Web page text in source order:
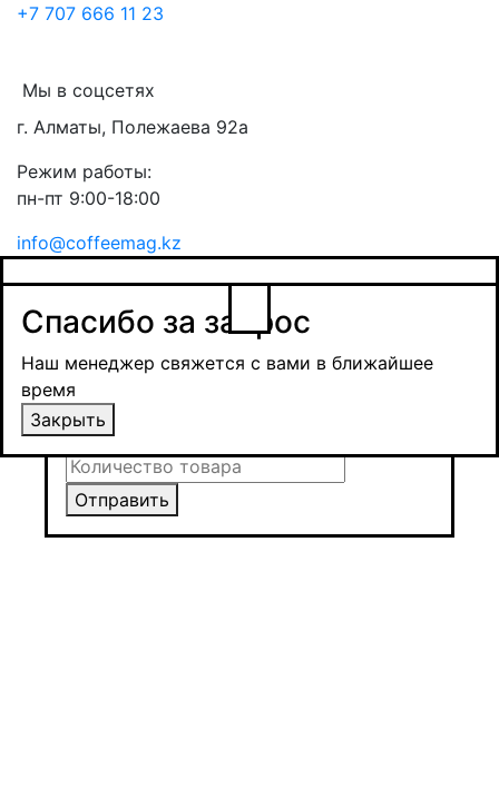
+7 707 666 11 23
Мы в соцсетях
г. Алматы, Полежаева 92а
Режим работы:
пн-пт 9:00-18:00
info@coffeemag.kz
Заказ товара
Уведомить о поступлении
Спасибо за заявку
Наш менеджер свяжется с вами в ближайшее
время и обсудит сроки поставки и условия
оплаты
Закрыть
Получить оптовую цену
Отправить
Спасибо за запрос
Наш менеджер свяжется с вами в ближайшее
время
Закрыть